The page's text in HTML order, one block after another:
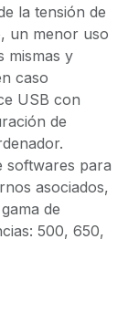
la tensión de
un menor uso
mismas y
caso
USB con
de
softwares para
asociados,
de
500, 650,